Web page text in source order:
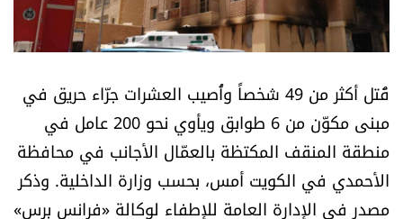
نداء القرّاء
خاص الموقع
كتّابنا
تحت المجهر
قُتل أكثر من 49 شخصاً وأُصيب العشرات جرّاء حريق في
مبنى مكوّن من 6 طوابق ويأوي نحو 200 عامل في
منطقة المنقف المكتظة بالعمّال الأجانب في محافظة
الأحمدي في الكويت أمس، بحسب وزارة الداخلية. وذكر
مصدر في الإدارة العامة للإطفاء لوكالة «فرانس برس»